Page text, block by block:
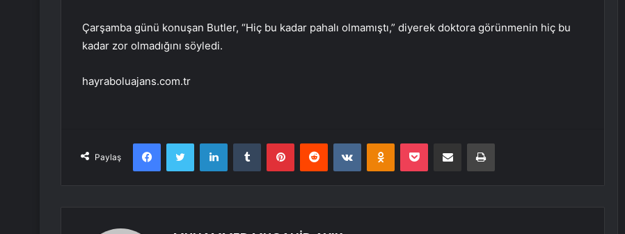
Çarşamba günü konuşan Butler, “Hiç bu kadar pahalı olmamıştı,” diyerek doktora görünmenin hiç bu
kadar zor olmadığını söyledi.
hayraboluajans.com.tr
Paylaş
FacebookTwitter LinkedInTumblr PinterestReddit VKontakteOdnoklassniki
Pocket E-Posta ile paylaş Yazdır